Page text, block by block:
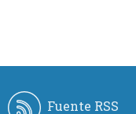
Fuente RSS